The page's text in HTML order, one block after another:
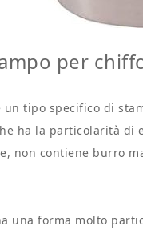
per
un tipo specifico di
ha la particolarità di
non contiene burro
una forma molto